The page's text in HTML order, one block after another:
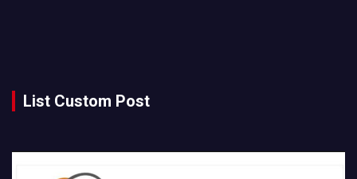
List Custom Post